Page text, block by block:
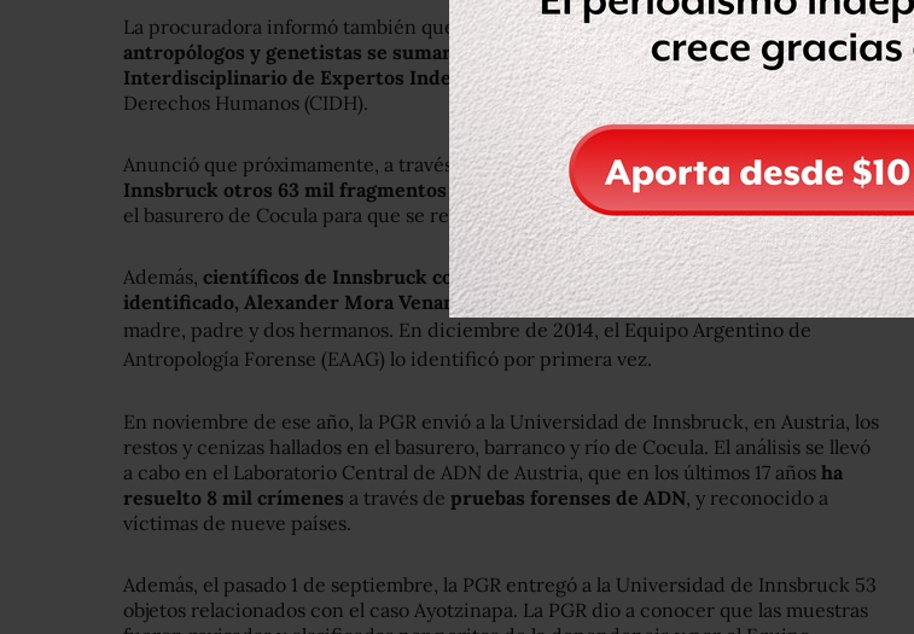
La procuradora informó también que un equipo de trabajo integrado por
médicos,
antropólogos y genetistas se sumará al equipo argentino y al Grupo
Interdisciplinario de Expertos Independientesde la Comisión Interamericana de
Derechos Humanos (CIDH).
Anunció que próximamente, a través de otro pedimento especial,se enviarán a
Innsbruck otros 63 mil fragmentos de huesosencontrados tanto en el río como en
el basurero de Cocula para que se realicen las pruebas en aquellos que sean viables.
Además, científicos de Innsbruck confirmaron la identidad del primer normalista
identificado, Alexander Mora Venancioal comparar muestras con las obtenidas de
madre, padre y dos hermanos. En diciembre de 2014, el Equipo Argentino de
Antropología Forense (EAAG) lo identificó por primera vez.
En noviembre de ese año, la PGR envió a la Universidad de Innsbruck, en Austria, los
restos y cenizas hallados en el basurero, barranco y río de Cocula. El análisis se llevó
a cabo en el Laboratorio Central de ADN de Austria, que en los últimos 17 años ha
resuelto 8 mil crímenes a través de pruebas forenses de ADN, y reconocido a
víctimas de nueve países.
Además, el pasado 1 de septiembre, la PGR entregó a la Universidad de Innsbruck 53
objetos relacionados con el caso Ayotzinapa. La PGR dio a conocer que las muestras